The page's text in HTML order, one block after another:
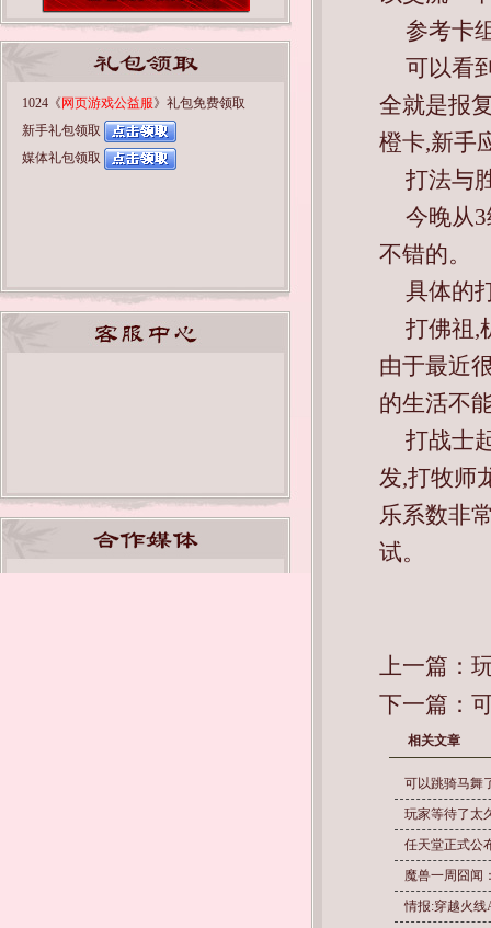
1024《 网页游戏公益服》礼包免费领取
新手礼包领取
媒体礼包领取
参考卡
可以看
全就是报
橙卡,新手
打法与
今晚从
不错的。
具体的
打佛祖,
由于最近
的生活不
打战士
发,打牧师
乐系数非
试。
上一篇：
下一篇：
相关文章
可以跳骑马舞
玩家等待了太
任天堂正式公
魔兽一周囧闻
情报:穿越火